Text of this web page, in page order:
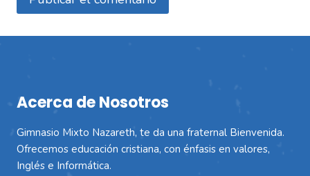
Acerca de Nosotros
Gimnasio Mixto Nazareth, te da una fraternal Bienvenida.
Ofrecemos educación cristiana, con énfasis en valores,
Inglés e Informática.